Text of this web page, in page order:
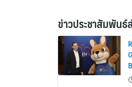
ข่าวประชาสัมพันธ์